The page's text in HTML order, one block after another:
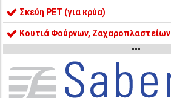
Σκεύη PET (για κρύα)
Κουτιά Φούρνων, Ζαχαροπλαστείων